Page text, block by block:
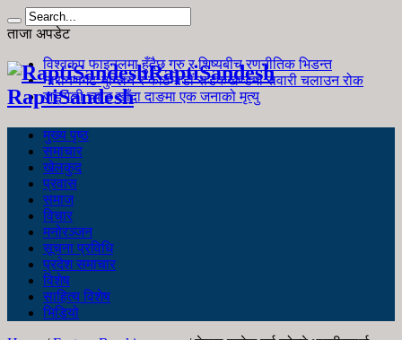
ताजा अपडेट
विश्वकप फाइनलमा हुँदैछ गुरु र शिष्यबीच रणनीतिक भिडन्त
नारायणगढ-मुग्लिन र काठमाडौं सडकखण्डमा सवारी चलाउन रोक
जङ्गली च्याउ खाँदा दाङमा एक जनाको मृत्यु
RaptiSandesh
RaptiSandesh
मुख्य पृष्ठ
समाचार
खेलकुद
प्रवास
समाज
विचार
मनोरञ्जन
सूचना प्रविधि
प्रदेश समाचार
विशेष
साहित्य विशेष
भिडियो